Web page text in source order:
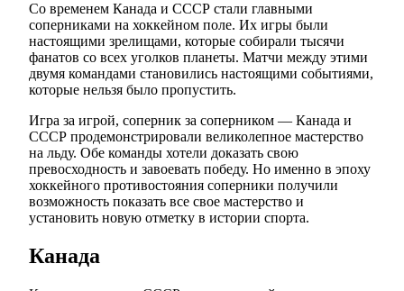
Со временем Канада и СССР стали главными
соперниками на хоккейном поле. Их игры были
настоящими зрелищами, которые собирали тысячи
фанатов со всех уголков планеты. Матчи между этими
двумя командами становились настоящими событиями,
которые нельзя было пропустить.
Игра за игрой, соперник за соперником — Канада и
СССР продемонстрировали великолепное мастерство
на льду. Обе команды хотели доказать свою
превосходность и завоевать победу. Но именно в эпоху
хоккейного противостояния соперники получили
возможность показать все свое мастерство и
установить новую отметку в истории спорта.
Канада